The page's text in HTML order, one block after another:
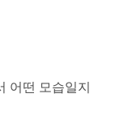
어떤 모습일지